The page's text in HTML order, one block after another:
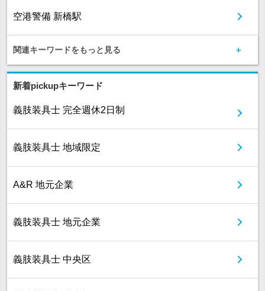
空港警備 新橋駅
関連キーワードをもっと見る
新着pickupキーワード
義肢装具士 完全週休2日制
義肢装具士 地域限定
A&R 地元企業
義肢装具士 地元企業
義肢装具士 中央区